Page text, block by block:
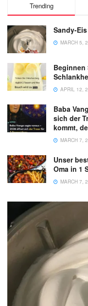
Trending
Sandy-
MARCH 5,
Beginnen
APRIL 12,
Baba
sich der
kommt,
MARCH 7,
Unser
Oma in 1
MARCH 7,